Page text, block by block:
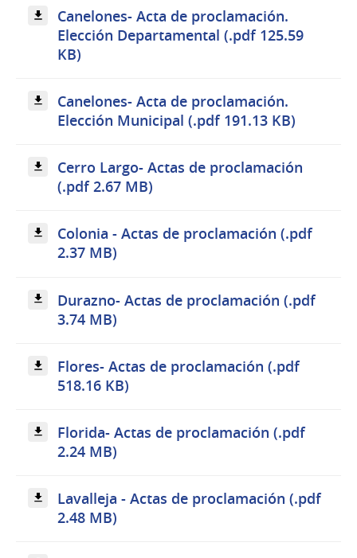
Canelones- Acta de proclamación.
Elección Departamental (.pdf 125.59
KB)
Canelones- Acta de proclamación.
Elección Municipal (.pdf 191.13 KB)
Cerro Largo- Actas de proclamación
(.pdf 2.67 MB)
Colonia - Actas de proclamación (.pdf
2.37 MB)
Durazno- Actas de proclamación (.pdf
3.74 MB)
Flores- Actas de proclamación (.pdf
518.16 KB)
Florida- Actas de proclamación (.pdf
2.24 MB)
Lavalleja - Actas de proclamación (.pdf
2.48 MB)